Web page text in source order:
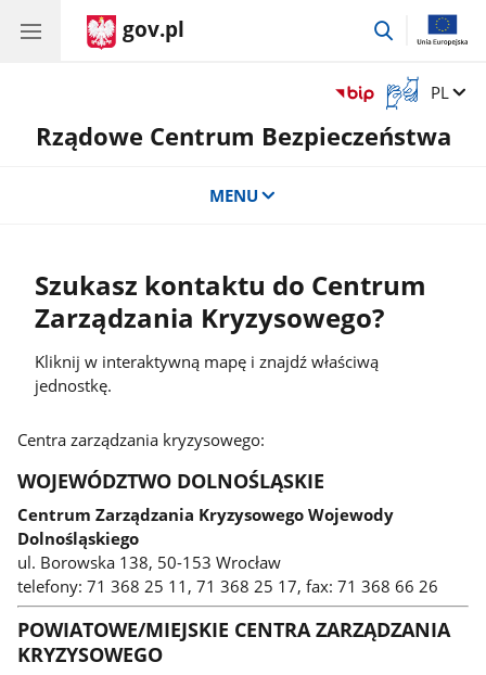
gov.pl
przejdź
Otwórz
okno
z
Zmień
PL
Rządowe Centrum Bezpieczeństwa
MENU
Szukasz kontaktu do Centrum
Zarządzania Kryzysowego?
Kliknij w interaktywną mapę i znajdź właściwą
jednostkę.
Centra zarządzania kryzysowego:
WOJEWÓDZTWO DOLNOŚLĄSKIE
Centrum Zarządzania Kryzysowego Wojewody
Dolnośląskiego
ul. Borowska 138, 50-153 Wrocław
telefony: 71 368 25 11, 71 368 25 17, fax: 71 368 66 26
POWIATOWE/MIEJSKIE CENTRA ZARZĄDZANIA
KRYZYSOWEGO